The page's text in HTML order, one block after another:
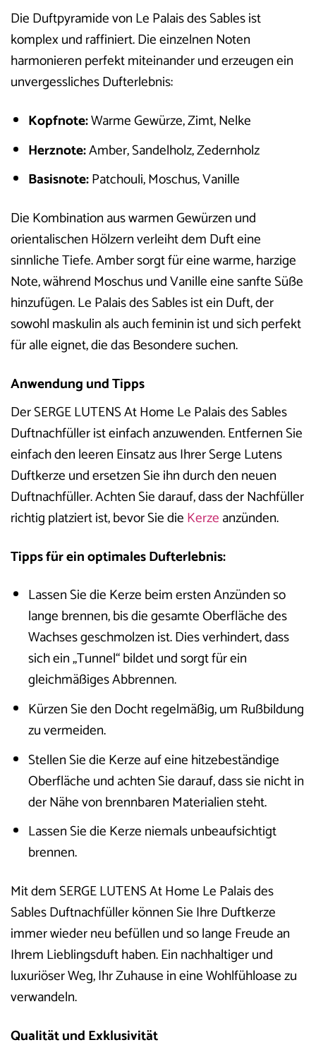
Die Duftpyramide von Le Palais des Sables ist
komplex und raffiniert. Die einzelnen Noten
harmonieren perfekt miteinander und erzeugen ein
unvergessliches Dufterlebnis:
Kopfnote:Warme Gewürze, Zimt, Nelke
Herznote:Amber, Sandelholz, Zedernholz
Basisnote:Patchouli, Moschus, Vanille
Die Kombination aus warmen Gewürzen und
orientalischen Hölzern verleiht dem Duft eine
sinnliche Tiefe. Amber sorgt für eine warme, harzige
Note, während Moschus und Vanille eine sanfte Süße
hinzufügen. Le Palais des Sables ist ein Duft, der
sowohl maskulin als auch feminin ist und sich perfekt
für alle eignet, die das Besondere suchen.
Anwendung und Tipps
Der SERGE LUTENS At Home Le Palais des Sables
Duftnachfüller ist einfach anzuwenden. Entfernen Sie
einfach den leeren Einsatz aus Ihrer Serge Lutens
Duftkerze und ersetzen Sie ihn durch den neuen
Duftnachfüller. Achten Sie darauf, dass der Nachfüller
richtig platziert ist, bevor Sie dieKerzeanzünden.
Tipps für ein optimales Dufterlebnis:
Lassen Sie die Kerze beim ersten Anzünden so
lange brennen, bis die gesamte Oberfläche des
Wachses geschmolzen ist. Dies verhindert, dass
sich ein „Tunnel“ bildet und sorgt für ein
gleichmäßiges Abbrennen.
Kürzen Sie den Docht regelmäßig, um Rußbildung
zu vermeiden.
Stellen Sie die Kerze auf eine hitzebeständige
Oberfläche und achten Sie darauf, dass sie nicht in
der Nähe von brennbaren Materialien steht.
Lassen Sie die Kerze niemals unbeaufsichtigt
brennen.
Mit dem SERGE LUTENS At Home Le Palais des
Sables Duftnachfüller können Sie Ihre Duftkerze
immer wieder neu befüllen und so lange Freude an
Ihrem Lieblingsduft haben. Ein nachhaltiger und
luxuriöser Weg, Ihr Zuhause in eine Wohlfühloase zu
verwandeln.
Qualität und Exklusivität